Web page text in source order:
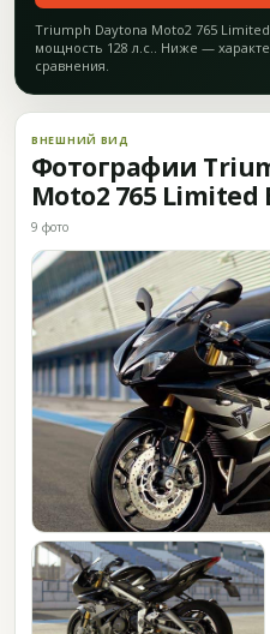
Triumph Daytona Moto2 765
мощность 128 л.с.. Ниже —
сравнения.
ВНЕШНИЙ ВИД
Фотографии
Moto2 765 Limited
9 фото